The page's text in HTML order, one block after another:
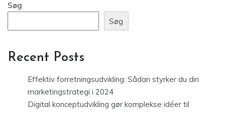
Søg
Søg
Recent Posts
Effektiv forretningsudvikling: Sådan styrker du din
marketingstrategi i 2024
Digital konceptudvikling gør komplekse idéer til